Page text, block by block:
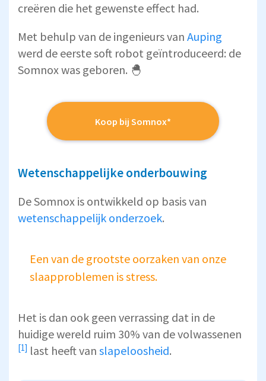
creëren die het gewenste effect had.
Met behulp van de ingenieurs van Auping
werd de eerste soft robot geïntroduceerd: de
Somnox was geboren. 🐣
Koop bij Somnox*
Wetenschappelijke onderbouwing
De Somnox is ontwikkeld op basis van
wetenschappelijk onderzoek.
Een van de grootste oorzaken van onze
slaapproblemen is stress.
Het is dan ook geen verrassing dat in de
huidige wereld ruim 30% van de volwassenen
[1] last heeft van slapeloosheid.